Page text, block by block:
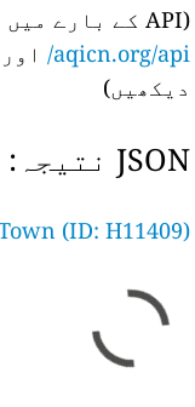
(API کے بارے میں مزید معلومات کے لیے،
aqicn.org/api/
اور
دیکھیں)
JSON نتیجہ:
(ID: H11409)